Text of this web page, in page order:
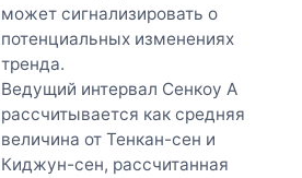
может сигнализировать о
потенциальных изменениях
тренда.
Ведущий интервал Сенкоу А
рассчитывается как средняя
величина от Тенкан-сен и
Киджун-сен, рассчитанная